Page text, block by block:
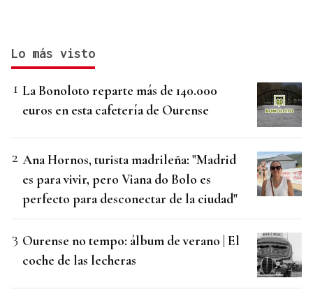
Lo más visto
La Bonoloto reparte más de 140.000
euros en esta cafetería de Ourense
Ana Hornos, turista madrileña: "Madrid
es para vivir, pero Viana do Bolo es
perfecto para desconectar de la ciudad"
Ourense no tempo: álbum de verano | El
coche de las lecheras